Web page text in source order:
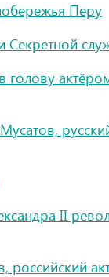
Перу
Секретной
голову
II
российский